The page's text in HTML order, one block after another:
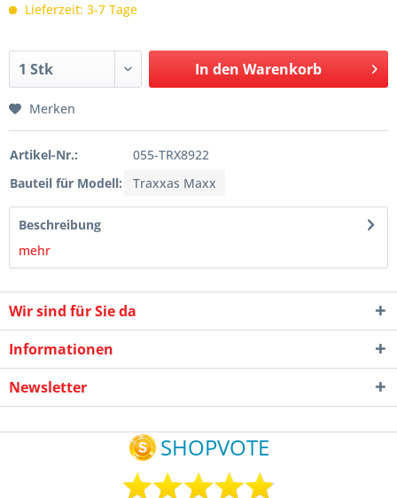
Lieferzeit: 3-7 Tage
In den Warenkorb
Merken
Artikel-Nr.:
055-TRX8922
Bauteil für Modell:
Traxxas Maxx
Beschreibung
mehr
Wir sind für Sie da
Informationen
Newsletter